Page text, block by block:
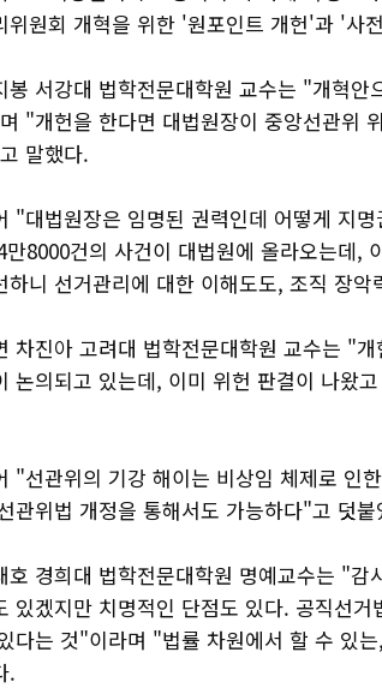
위원회 개혁을 위한 '원포인트 개헌'과 '사
봉 서강대 법학전문대학원 교수는 "개혁
"개헌을 한다면 대법원장이 중앙선관위
말했다.
"대법원장은 임명된 권력인데 어떻게 지
만8000건의 사건이 대법원에 올라오는데,
하니 선거관리에 대한 이해도도, 조직 장
차진아 고려대 법학전문대학원 교수는 "
논의되고 있는데, 이미 위헌 판결이 나왔
"선관위의 기강 해이는 비상임 체제로 인
관위법 개정을 통해서도 가능하다"고 덧붙
호 경희대 법학전문대학원 명예교수는 "
있겠지만 치명적인 단점도 있다. 공직선
다는 것"이라며 "법률 차원에서 할 수 있
.